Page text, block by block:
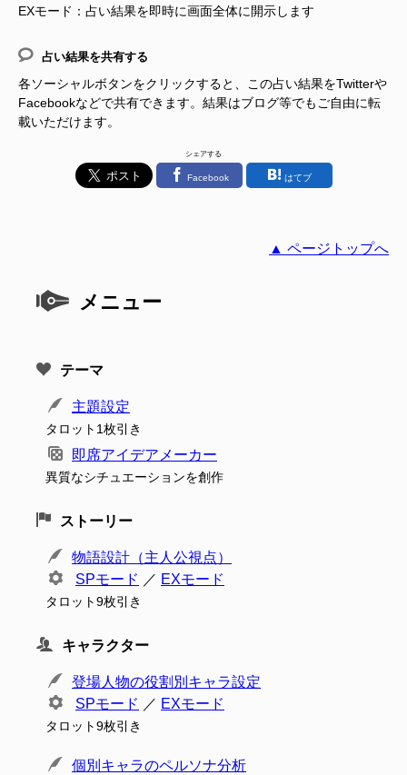
EXモード：占い結果を即時に画面全体に開示します
占い結果を共有する
各ソーシャルボタンをクリックすると、この占い結果をTwitterや
Facebookなどで共有できます。結果はブログ等でもご自由に転
載いただけます。
シェアする
Facebook はてブ
▲ ページトップへ
メニュー
テーマ
主題設定
タロット1枚引き
即席アイデアメーカー
異質なシチュエーションを創作
ストーリー
物語設計（主人公視点）
SPモード ／ EXモード
タロット9枚引き
キャラクター
登場人物の役割別キャラ設定
SPモード ／ EXモード
タロット9枚引き
個別キャラのペルソナ分析